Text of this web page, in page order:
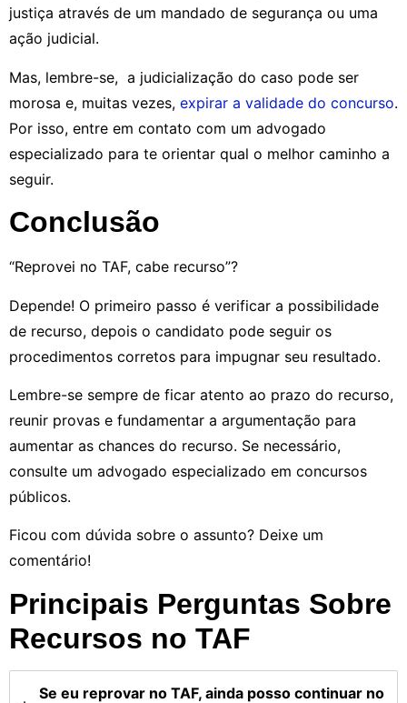
justiça através de um mandado de segurança ou uma
ação judicial.
Mas, lembre-se, a judicialização do caso pode ser
morosa e, muitas vezes, expirar a validade do concurso.
Por isso, entre em contato com um advogado
especializado para te orientar qual o melhor caminho a
seguir.
Conclusão
“Reprovei no TAF, cabe recurso”?
Depende! O primeiro passo é verificar a possibilidade
de recurso, depois o candidato pode seguir os
procedimentos corretos para impugnar seu resultado.
Lembre-se sempre de ficar atento ao prazo do recurso,
reunir provas e fundamentar a argumentação para
aumentar as chances do recurso. Se necessário,
consulte um advogado especializado em concursos
públicos.
Ficou com dúvida sobre o assunto? Deixe um
comentário!
Principais Perguntas Sobre
Recursos no TAF
Se eu reprovar no TAF, ainda posso continuar no